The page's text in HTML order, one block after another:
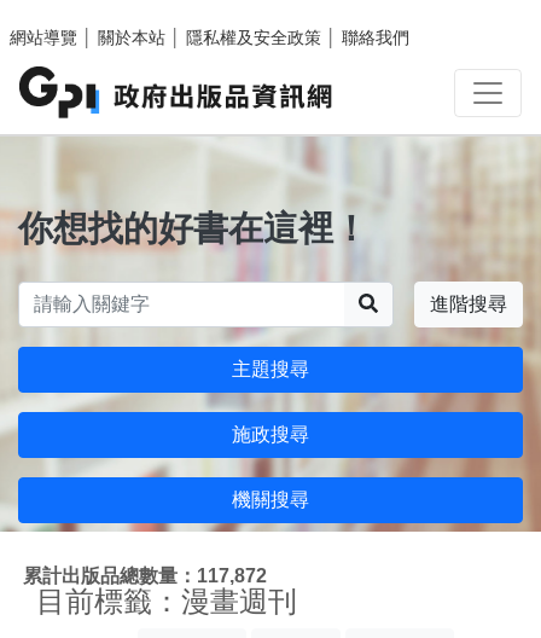
網站導覽
關於本站 隱私權及安全政策 聯絡我們
你想找的好書在這裡！
進階搜尋
主題搜尋
施政搜尋
機關搜尋
累計出版品總數量：117,872
目前標籤：漫畫週刊